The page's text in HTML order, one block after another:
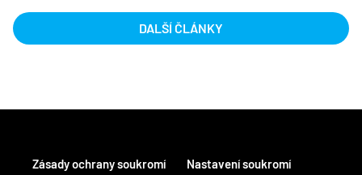
DALŠÍ ČLÁNKY
Zásady ochrany soukromí Nastavení soukromí